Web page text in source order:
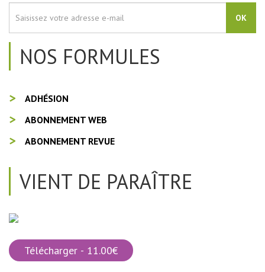
OK
NOS FORMULES
ADHÉSION
ABONNEMENT WEB
ABONNEMENT REVUE
VIENT DE PARAÎTRE
Télécharger - 11.00€